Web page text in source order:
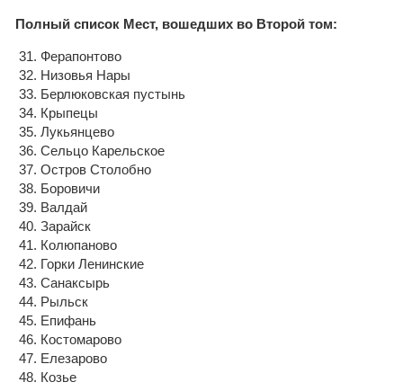
Полный список Мест, вошедших во Второй том:
31. Ферапонтово
32. Низовья Нары
33. Берлюковская пустынь
34. Крыпецы
35. Лукьянцево
36. Сельцо Карельское
37. Остров Столобно
38. Боровичи
39. Валдай
40. Зарайск
41. Колюпаново
42. Горки Ленинские
43. Санаксырь
44. Рыльск
45. Епифань
46. Костомарово
47. Елезарово
48. Козье